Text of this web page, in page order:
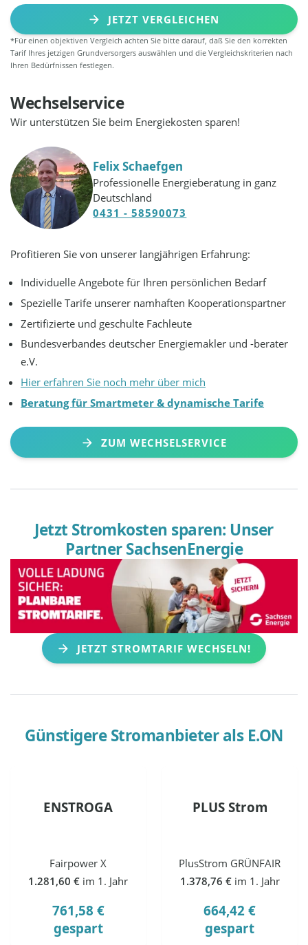
JETZT VERGLEICHEN
*Für einen objektiven Vergleich achten Sie bitte darauf, daß Sie den korrekten
Tarif Ihres jetzigen Grundversorgers auswählen und die Vergleichskriterien nach
Ihren Bedürfnissen festlegen.
Wechselservice
Wir unterstützen Sie beim Energiekosten sparen!
Felix Schaefgen
Professionelle Energieberatung in ganz
Deutschland
0431 - 58590073
Profitieren Sie von unserer langjährigen Erfahrung:
Individuelle Angebote für Ihren persönlichen Bedarf
Spezielle Tarife unserer namhaften Kooperationspartner
Zertifizierte und geschulte Fachleute
Bundesverbandes deutscher Energiemakler und -berater
e.V.
Hier erfahren Sie noch mehr über mich
Beratung für Smartmeter & dynamische Tarife
ZUM WECHSELSERVICE
Jetzt Stromkosten sparen: Unser
Partner SachsenEnergie
JETZT STROMTARIF WECHSELN!
Günstigere Stromanbieter als E.ON
ENSTROGA
Fairpower X
1.281,60 € im 1. Jahr
761,58 €
gespart
PLUS Strom
PlusStrom GRÜNFAIR
1.378,76 € im 1. Jahr
664,42 €
gespart